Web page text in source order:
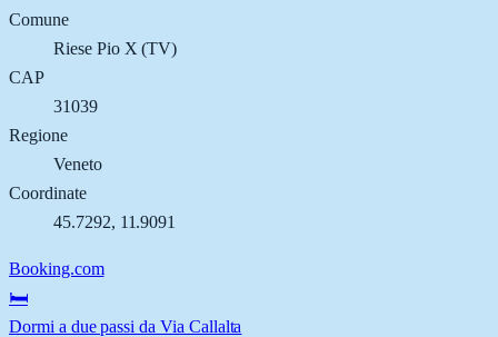
Comune
Riese Pio X (TV)
CAP
31039
Regione
Veneto
Coordinate
45.7292, 11.9091
Booking.com
🛏️
Dormi a due passi da Via Callalta